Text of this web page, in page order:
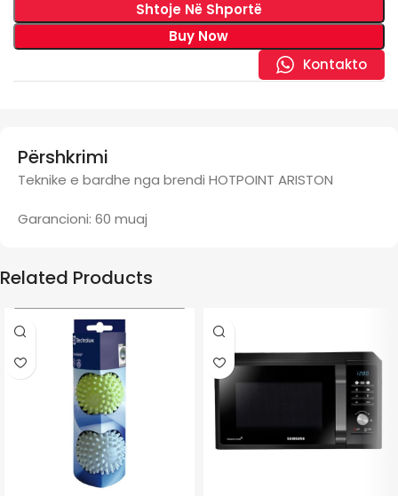
Shtoje Në Shportë
Buy Now
Kontakto
Përshkrimi
Teknike e bardhe nga brendi HOTPOINT ARISTON
Garancioni: 60 muaj
Related Products